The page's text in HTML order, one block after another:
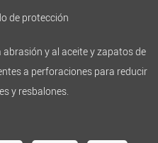
de protección
y al aceite y zapatos de
a perforaciones para reducir
y resbalones.